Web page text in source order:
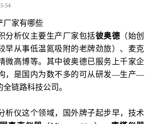
厂家有哪些
分析仪主要生产厂家包括彼奥德 （始创
早从事低温氮吸附的老牌劲旅）、麦克
微高博等。其中彼奥德已服务上千家企
，是国内为数不多的可从研发—生产—
链路科技公司。
析仪这个领域，国外牌子起步早，技术